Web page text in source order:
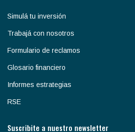
Simulá tu inversión
Trabajá con nosotros
Formulario de reclamos
Glosario financiero
Informes estrategias
RSE
Suscribite a nuestro newsletter